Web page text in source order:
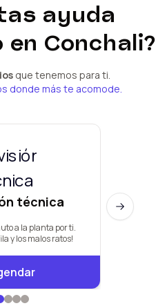
ayuda
en Conchali?
que tenemos para ti.
donde más te acomode.
técnica
a la planta por ti.
y los malos ratos!
Next slide